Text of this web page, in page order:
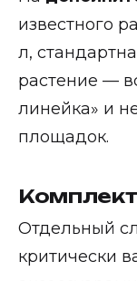
известного
л,
растение —
линейка» и
площадок.
Отдельный
критически